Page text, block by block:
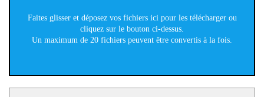
Faites glisser et déposez vos fichiers ici pour les télécharger ou
cliquez sur le bouton ci-dessus.
Un maximum de 20 fichiers peuvent être convertis à la fois.